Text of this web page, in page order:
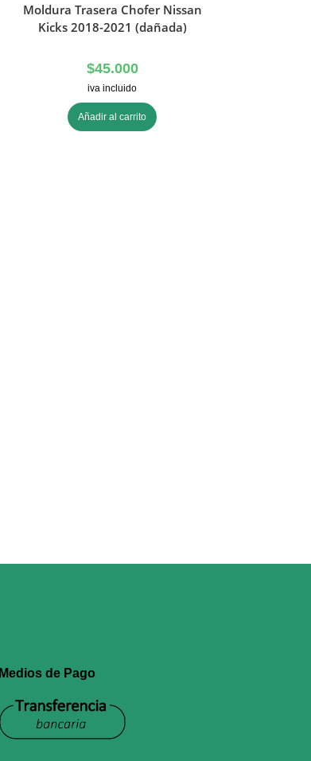
Moldura Trasera Chofer Nissan
Kicks 2018-2021 (dañada)
$45.000
iva incluido
Añadir al carrito
Medios de Pago